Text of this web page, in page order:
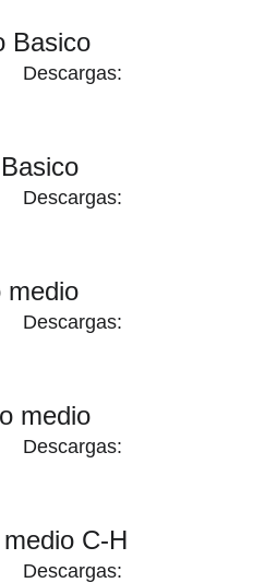
Basico
Descargas:
Descargas:
medio
Descargas:
medio
Descargas:
C-H
Descargas: